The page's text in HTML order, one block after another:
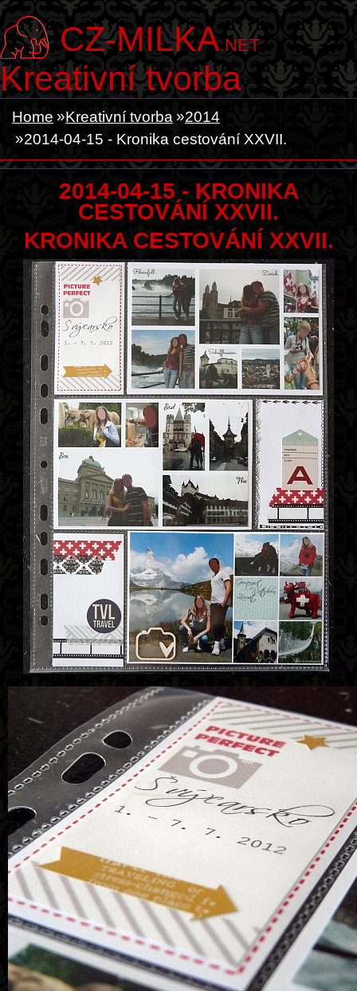
CZ-MILKA.NET
Kreativní tvorba
Home Kreativní tvorba
2014
2014-04-15 - Kronika cestování XXVII.
2014-04-15 - KRONIKA
CESTOVÁNÍ XXVII.
KRONIKA CESTOVÁNÍ XXVII.